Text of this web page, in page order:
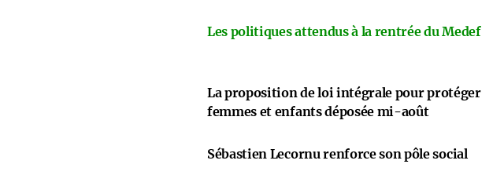
Les politiques attendus à la rentrée du Medef
La proposition de loi intégrale pour protéger
femmes et enfants déposée mi-août
Sébastien Lecornu renforce son pôle social